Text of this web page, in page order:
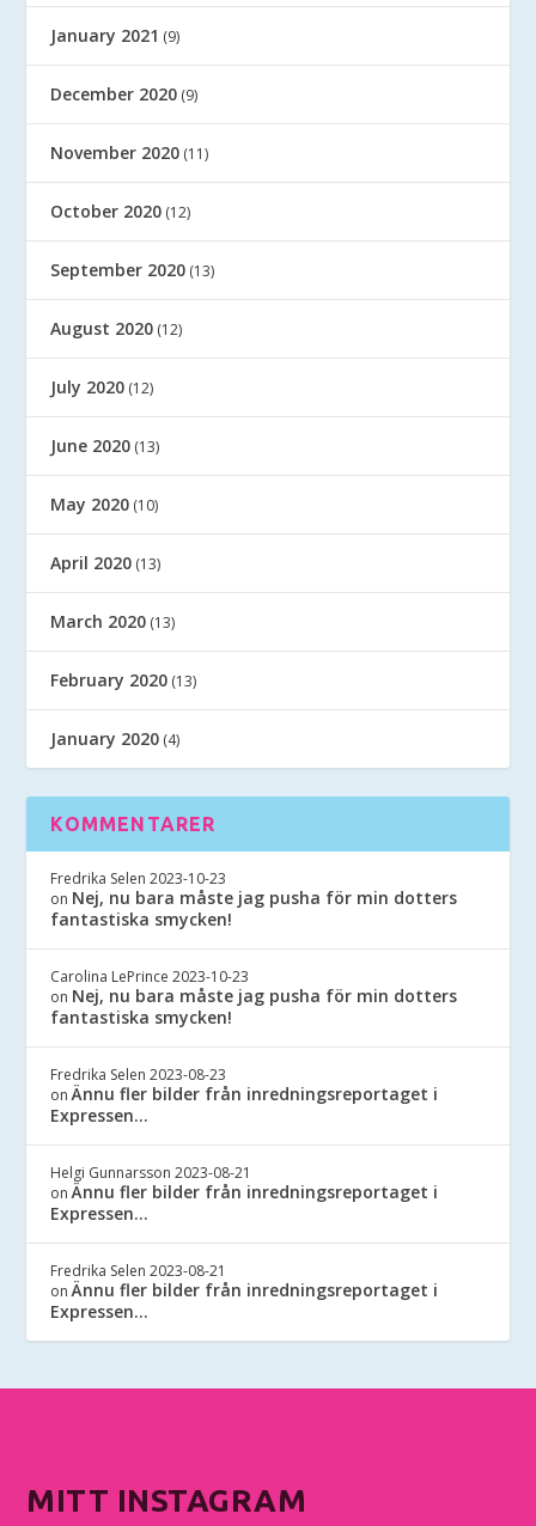
January 2021 (9)
December 2020 (9)
November 2020 (11)
October 2020 (12)
September 2020 (13)
August 2020 (12)
July 2020 (12)
June 2020 (13)
May 2020 (10)
April 2020 (13)
March 2020 (13)
February 2020 (13)
January 2020 (4)
KOMMENTARER
Fredrika Selen 2023-10-23
on Nej, nu bara måste jag pusha för min dotters
fantastiska smycken!
Carolina LePrince 2023-10-23
on Nej, nu bara måste jag pusha för min dotters
fantastiska smycken!
Fredrika Selen 2023-08-23
onÄnnu fler bilder från inredningsreportaget i
Expressen…
Helgi Gunnarsson 2023-08-21
onÄnnu fler bilder från inredningsreportaget i
Expressen…
Fredrika Selen 2023-08-21
onÄnnu fler bilder från inredningsreportaget i
Expressen…
MITT INSTAGRAM